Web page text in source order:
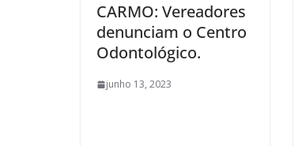
CARMO: Vereadores
denunciam o Centro
Odontológico.
junho 13, 2023